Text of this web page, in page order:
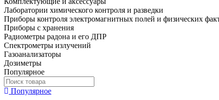
Лаборатории химического контроля и разведки
Приборы контроля электромагнитных полей и физических
Приборы с хранения
Радиометры радона и его ДПР
Спектрометры излучений
Газоанализаторы
Дозиметры
Популярное
Популярное